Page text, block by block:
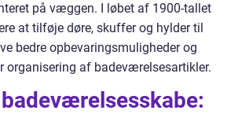
på væggen. I løbet af 1900-tallet
at tilføje døre, skuffer og hylder til
bedre opbevaringsmuligheder og
organisering af badeværelsesartikler.